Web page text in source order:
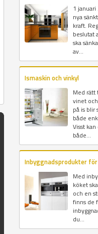
1
nya
kraft.
beslutat
ska
av...
Ismaskin och vinkyl
Med rätt
vinet
på is blir
både
Visst
både...
Inbyggnadsprodukter
Med
köket
och en
finns de
du...